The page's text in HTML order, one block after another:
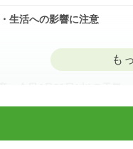
生活への影響に注意